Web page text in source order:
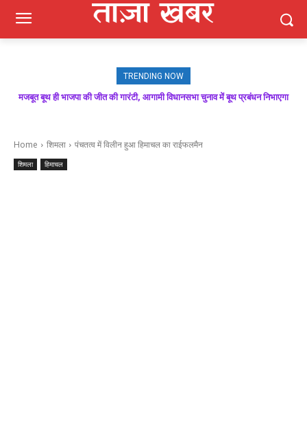
TRENDING NOW
मजबूत बूथ ही भाजपा की जीत की गारंटी, आगामी विधानसभा चुनाव में बूथ प्रबंधन निभाएगा
Home शिमला पंचतत्व में विलीन हुआ हिमाचल का राईफलमैन
शिमला हिमाचल